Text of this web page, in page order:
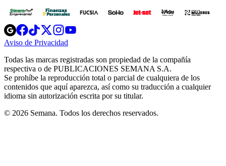
Opens
in
new
Opens
in
new
Opens
in
new
window
Opens
new
windowwindow
Aviso de Privacidad
new
window
Todas las marcas registradas son propiedad de la compañía
respectiva o de PUBLICACIONES SEMANA S.A.
Se prohíbe la reproducción total o parcial de cualquiera de los
contenidos que aquí aparezca, así como su traducción a cualquier
idioma sin autorización escrita por su titular.
© 2026 Semana. Todos los derechos reservados.